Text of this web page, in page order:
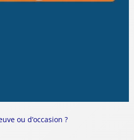
ou d’occasion ?